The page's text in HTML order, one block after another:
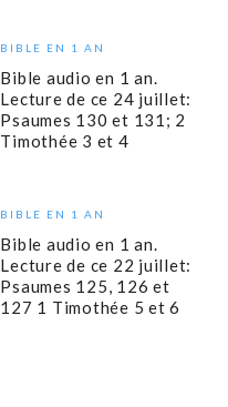
BIBLE EN 1 AN
Bible audio en 1 an.
Lecture de ce 24 juillet:
Psaumes 130 et 131; 2
Timothée 3 et 4
BIBLE EN 1 AN
Bible audio en 1 an.
Lecture de ce 22 juillet:
Psaumes 125, 126 et
127 1 Timothée 5 et 6